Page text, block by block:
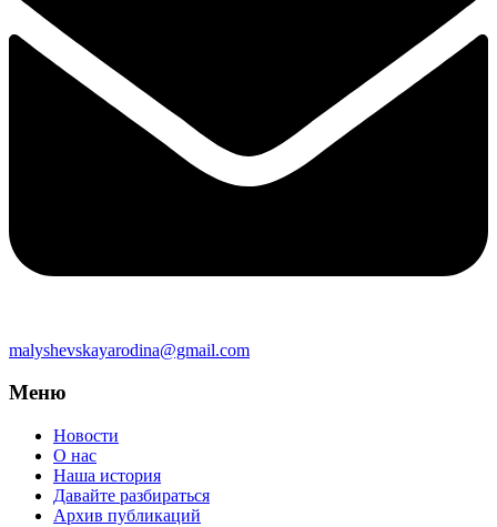
malyshevskayarodina@gmail.com
Меню
Новости
О нас
Наша история
Давайте разбираться
Архив публикаций